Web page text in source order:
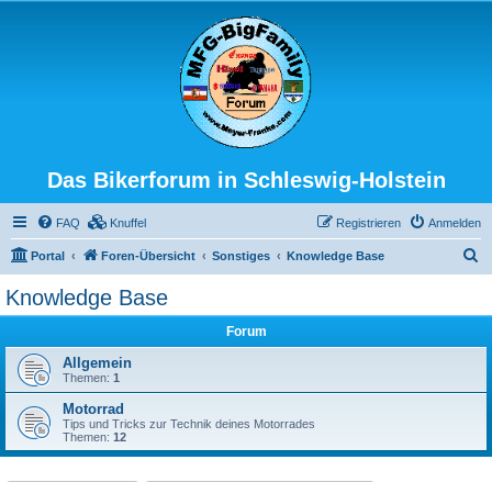
Das Bikerforum in Schleswig-Holstein
FAQ Knuffel Anmelden
Registrieren
Portal Foren-Übersicht Sonstiges Knowledge Base
Knowledge Base
Forum
Allgemein
Themen: 1
Motorrad
Tips und Tricks zur Technik deines Motorrades
Themen: 12